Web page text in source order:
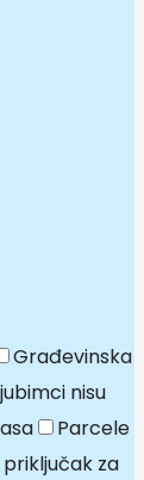
Građevinska
nisu
Parcele
priključak za